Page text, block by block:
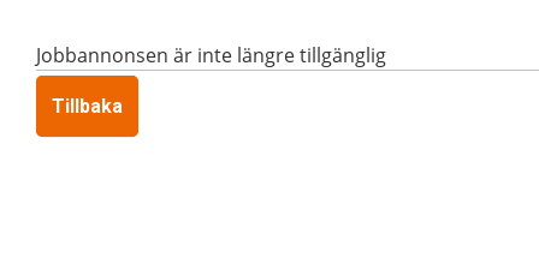
Jobbannonsen är inte längre tillgänglig
Tillbaka